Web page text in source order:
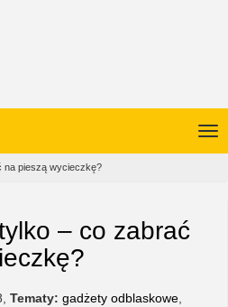
na pieszą wycieczkę?
– co zabrać
Tematy: gadżety odblaskowe